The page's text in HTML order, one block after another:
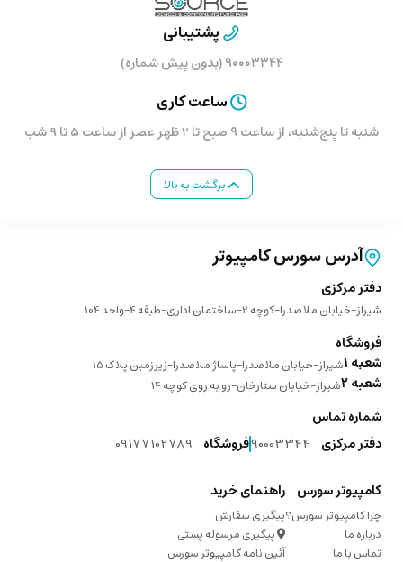
پشتیبانی
۹۰۰۰۳۳۴۴ (بدون پیش شماره)
ساعت کاری
شنبه تا پنج‌شنبه، از ساعت ۹ صبح تا 2 ظهر عصر از ساعت 5 تا 9 شب
برگشت به بالا
آدرس سورس کامپیوتر
دفتر مرکزی
شیراز-خیابان ملاصدرا-کوچه 2-ساختمان اداری-طبقه 4-واحد 104
فروشگاه
شعبه 1 شیراز-خیابان ملاصدرا-پاساژ ملاصدرا-زیرزمین پلاک 15
شعبه 2 شیراز-خیابان ستارخان-رو به روی کوچه 14
شماره تماس
دفتر مرکزی 90003344فروشگاه 09177102789
کامپیوتر سورس
چرا کامپیوتر سورس؟
درباره ما
تماس با ما
راهنمای خرید
پیگیری سفارش
پیگیری مرسوله پستی
آئین نامه کامپیوتر سورس